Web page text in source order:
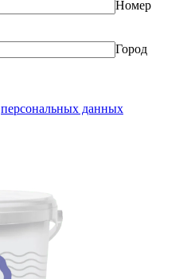
Номер
Город
персональных данных